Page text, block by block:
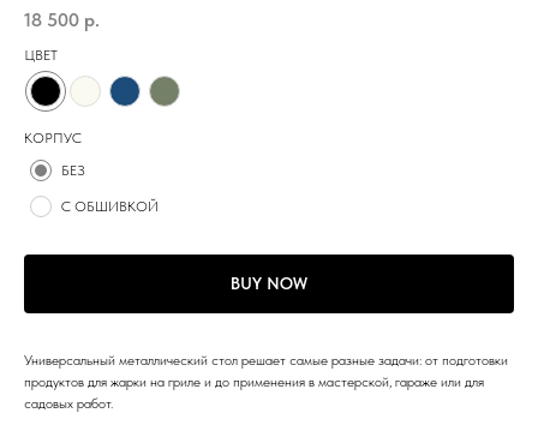
18 500 р.
ЦВЕТ
КОРПУС
БЕЗ
С ОБШИВКОЙ
BUY NOW
Универсальный металлический стол решает самые разные задачи: от подготовки
продуктов для жарки на гриле и до применения в мастерской, гараже или для
садовых работ.